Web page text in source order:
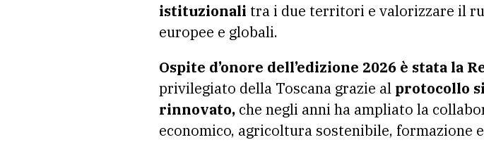
istituzionali tra i due territori e valorizzare il
europee e globali.
Ospite d’onore dell’edizione 2026 è stata la
privilegiato della Toscana grazie al protocollo
rinnovato, che negli anni ha ampliato la
economico, agricoltura sostenibile, formazione